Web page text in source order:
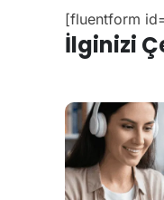
Ayşe Yılmaz
Hoca çok
[fluentform